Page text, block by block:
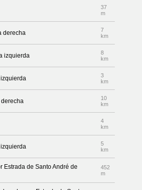
37
m
derecha
7
km
izquierda
8
km
3
km
10
km
4
km
5
km
Estrada de Santo André de
452
m